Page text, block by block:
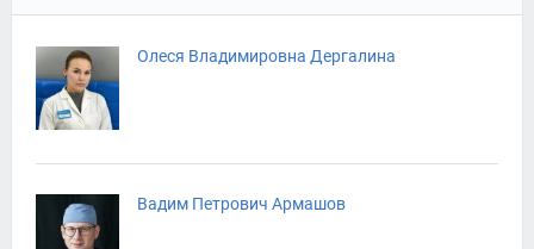
Олеся Владимировна Дергалина
Вадим Петрович Армашов